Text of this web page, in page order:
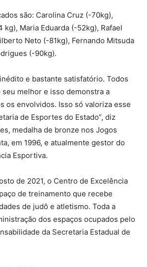
são: Carolina Cruz (-70kg),
kg), Maria Eduarda (-52kg), Rafael
Neto (-81kg), Fernando Mitsuda
(-90kg).
e bastante satisfatório. Todos
melhor e isso demonstra a
os envolvidos. Isso só valoriza esse
de Esportes do Estado”, diz
medalha de bronze nos Jogos
em 1996, e atualmente gestor do
Esportiva.
de 2021, o Centro de Excelência
de treinamento que recebe
de judô e atletismo. Toda a
dos espaços ocupados pelo
da Secretaria Estadual de